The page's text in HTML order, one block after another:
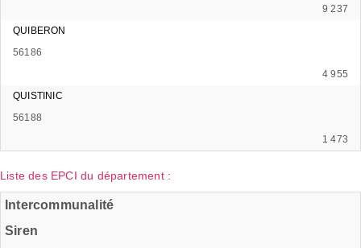
9 237
QUIBERON
56186
4 955
QUISTINIC
56188
1 473
Liste des EPCI du département :
Intercommunalité
Siren